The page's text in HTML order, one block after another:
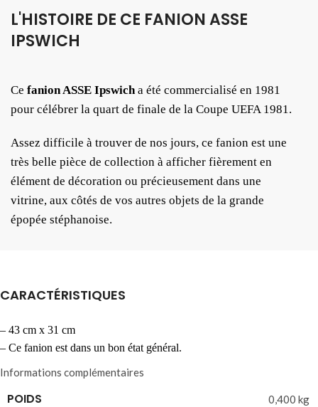
L'HISTOIRE DE CE FANION ASSE
IPSWICH
Ce fanion ASSE Ipswicha été commercialisé en 1981
pour célébrer la quart de finale de la Coupe UEFA 1981.
Assez difficile à trouver de nos jours, ce fanion est une
très belle pièce de collection à afficher fièrement en
élément de décoration ou précieusement dans une
vitrine, aux côtés de vos autres objets de la grande
épopée stéphanoise.
CARACTÉRISTIQUES
– 43 cm x 31 cm
– Ce fanion est dans un bon état général.
Informations complémentaires
POIDS 0,400 kg